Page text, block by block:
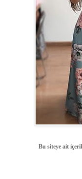
Bu siteye ait